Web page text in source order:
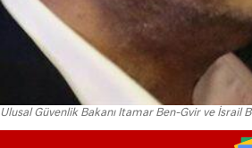
Ulusal Güvenlik Bakanı Itamar Ben-Gvir ve İsrail